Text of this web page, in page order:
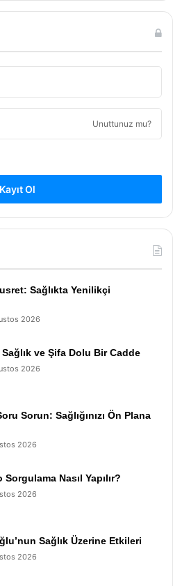
Unuttunuz mu?
Kayıt Ol
Sağlıkta Yenilikçi
2026
ve Şifa Dolu Bir Cadde
2026
Sorun: Sağlığınızı Ön Plana
2026
Nasıl Yapılır?
2026
Sağlık Üzerine Etkileri
2026